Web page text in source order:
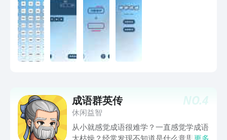
NO.4
成语群英传
休闲益智
从小就感觉成语很难学？一直感觉学成语
太枯燥？经常发现不知道是什么意思的成
更多